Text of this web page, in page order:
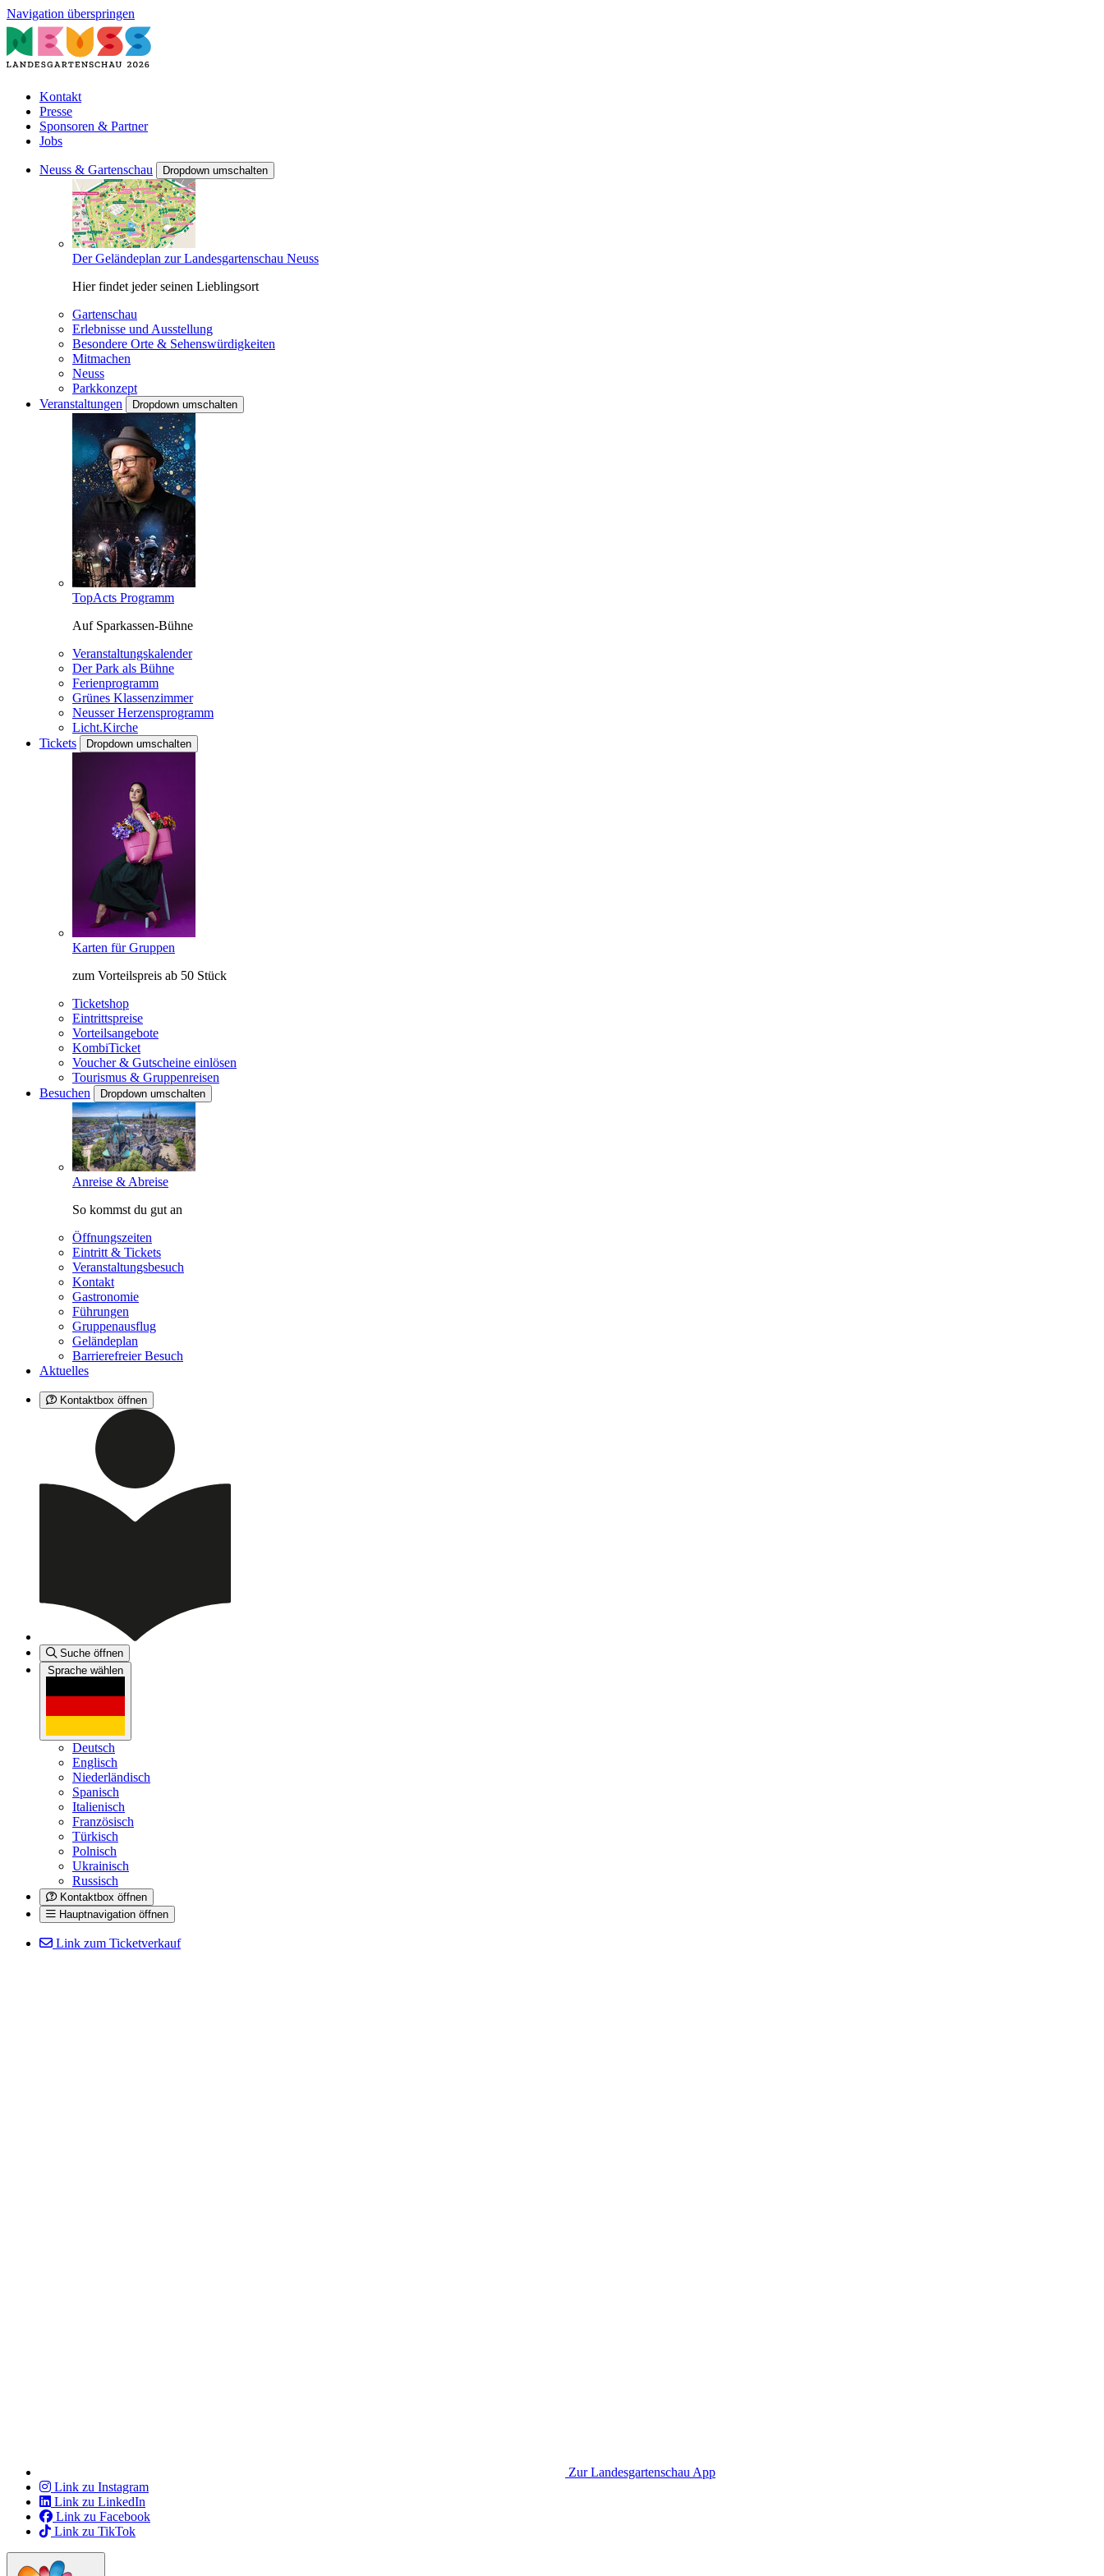
Navigation überspringen
Kontakt
Presse
Sponsoren & Partner
Jobs
Neuss & Gartenschau Dropdown umschalten
Der Geländeplan zur Landesgartenschau Neuss
Hier findet jeder seinen Lieblingsort
Gartenschau
Erlebnisse und Ausstellung
Besondere Orte & Sehenswürdigkeiten
Mitmachen
Neuss
Parkkonzept
Veranstaltungen
Dropdown umschalten
TopActs Programm
Auf Sparkassen-Bühne
Veranstaltungskalender
Der Park als Bühne
Ferienprogramm
Grünes Klassenzimmer
Neusser Herzensprogramm
Licht.Kirche
Tickets
Dropdown umschalten
Karten für Gruppen
zum Vorteilspreis ab 50 Stück
Ticketshop
Eintrittspreise
Vorteilsangebote
KombiTicket
Voucher & Gutscheine einlösen
Tourismus & Gruppenreisen
Besuchen
Dropdown umschalten
Anreise & Abreise
So kommst du gut an
Öffnungszeiten
Eintritt & Tickets
Veranstaltungsbesuch
Kontakt
Gastronomie
Führungen
Gruppenausflug
Geländeplan
Barrierefreier Besuch
Aktuelles
Kontaktbox öffnen
Suche öffnen
Sprache wählen
Deutsch
Englisch
Niederländisch
Spanisch
Italienisch
Französisch
Türkisch
Polnisch
Ukrainisch
Russisch
Kontaktbox öffnen
Hauptnavigation öffnen
Link zum Ticketverkauf
Zur Landesgartenschau App
Link zu Instagram
Link zu LinkedIn
Link zu Facebook
Link zu TikTok